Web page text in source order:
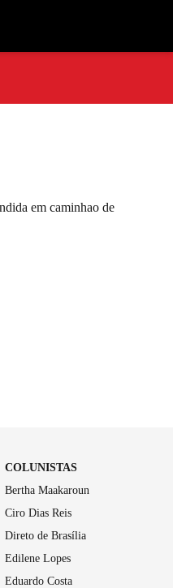
em caminhao de
COLUNISTAS
Bertha Maakaroun
Ciro Dias Reis
Direto de Brasília
Edilene Lopes
Eduardo Costa